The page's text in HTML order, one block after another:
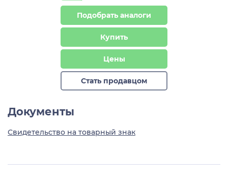
Подобрать аналоги
Купить
Цены
Стать продавцом
Документы
Свидетельство на товарный знак